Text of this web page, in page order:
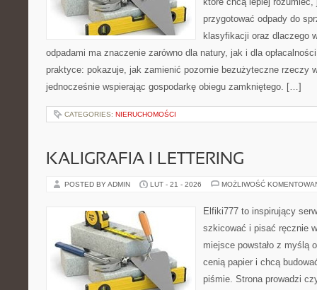
przygotować odpady do
klasyfikacji oraz dlaczego
odpadami ma znaczenie zarówno dla natury, jak i dla
praktyce: pokazuje, jak zamienić pozornie bezużyteczne rzeczy
jednocześnie wspierając gospodarkę obiegu zamkniętego. […]
CATEGORIES: NIERUCHOMOŚCI
KALIGRAFIA I LETTERING
POSTED BY ADMIN LUT - 21 - 2026 MOŻLIWOŚĆ
Elfiki777 to inspirujący
szkicować i pisać ręcznie
miejsce powstało z myślą
cenią papier i chcą
piśmie. Strona prowadzi